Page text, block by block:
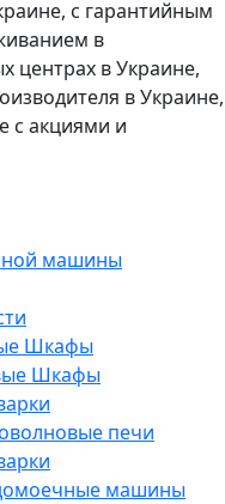
с гарантийным
в
центрах в Украине,
в Украине,
с акциями и
машины
Шкафы
Шкафы
печи
машины